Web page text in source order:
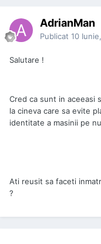
AdrianMan
Publicat 10
Salutare !
Cred ca sunt in aceeasi
la cineva care sa evite
identitate a masinii pe
Ati reusit sa faceti
?